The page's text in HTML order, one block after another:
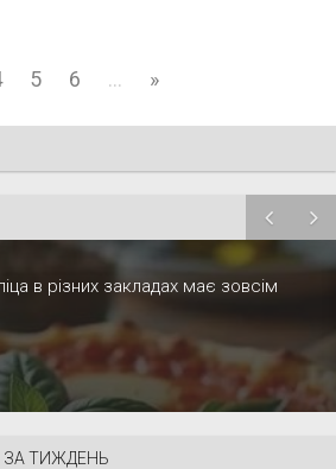
5 6 ... »
в різних закладах має зовсім
ЗА ТИЖДЕНЬ